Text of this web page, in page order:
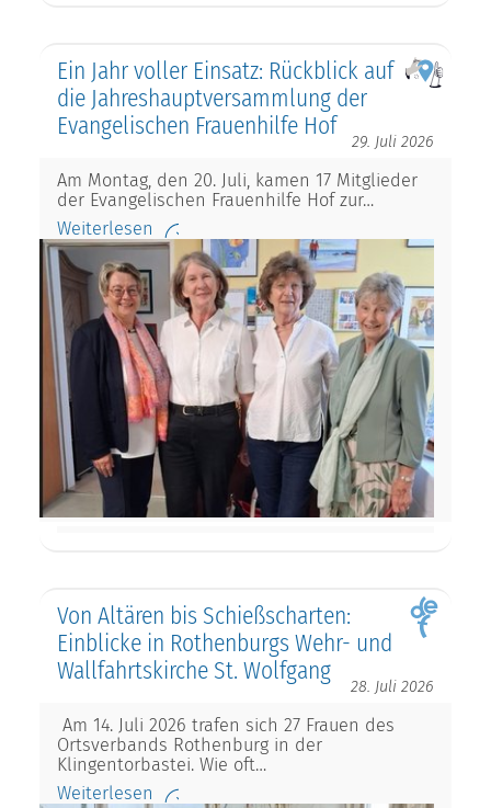
Ein Jahr voller Einsatz: Rückblick auf
die Jahreshauptversammlung der
Evangelischen Frauenhilfe Hof
29. Juli 2026
Am Montag, den 20. Juli, kamen 17 Mitglieder
der Evangelischen Frauenhilfe Hof zur…
Weiterlesen
Von Altären bis Schießscharten:
Einblicke in Rothenburgs Wehr- und
Wallfahrtskirche St. Wolfgang
28. Juli 2026
Am 14. Juli 2026 trafen sich 27 Frauen des
Ortsverbands Rothenburg in der
Klingentorbastei. Wie oft…
Weiterlesen